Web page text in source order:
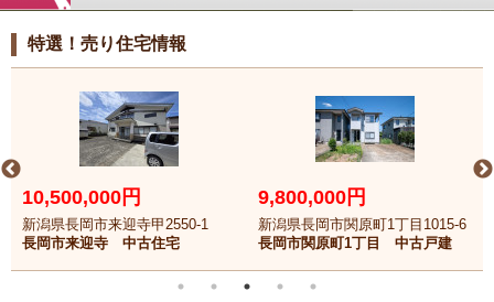
特選！売り住宅情報
10,500,000円
新潟県長岡市来迎寺甲2550-1
長岡市来迎寺 中古住宅
9,800,000円
新潟県長岡市関原町1丁目1015-6
長岡市関原町1丁目 中古戸建